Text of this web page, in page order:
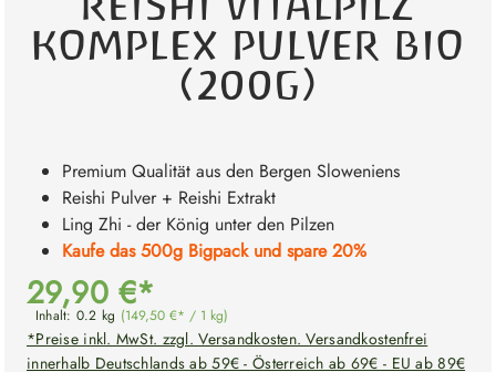
KOMPLEX PULVER BIO
(200G)
Premium Qualität aus den Bergen Sloweniens
Reishi Pulver + Reishi Extrakt
Ling Zhi - der König unter den Pilzen
Kaufe das 500g Bigpack und spare 20%
29,90 €*
Inhalt: 0.2 kg (149,50 €* / 1 kg)
*Preise inkl. MwSt. zzgl. Versandkosten. Versandkostenfrei
innerhalb Deutschlands ab 59€ - Österreich ab 69€ - EU ab 89€